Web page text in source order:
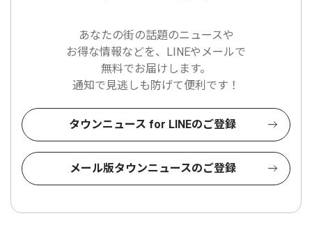
あなたの街の話題のニュースや
お得な情報などを、LINEやメールで
無料でお届けします。
通知で見逃しも防げて便利です！
タウンニュース for LINEのご登録
メール版タウンニュースのご登録